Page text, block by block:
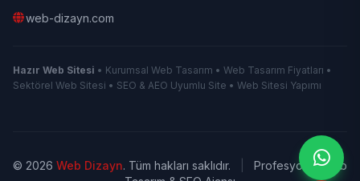
web-dizayn.com
Hazır Web Sitesi • Kurumsal Web Tasarım • Web Tasarım Fiyatları •
Sektörel Web Sitesi • SEO & AEO Uyumlu Site • Web Sitesi Yapımı
© 2026 Web Dizayn. Tüm hakları saklıdır.
Profesyonel Web